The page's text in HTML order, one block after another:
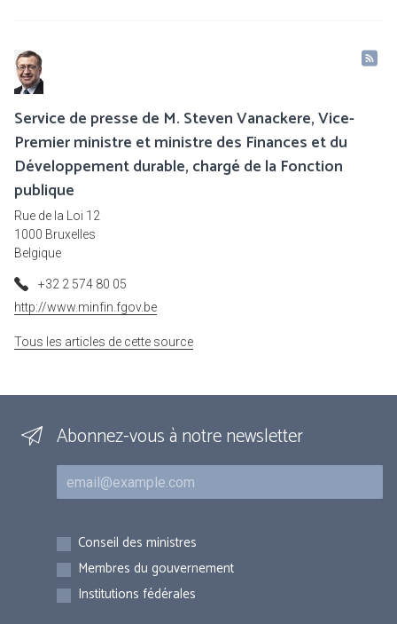
Service de presse de M. Steven Vanackere, Vice-
Premier ministre et ministre des Finances et du
Développement durable, chargé de la Fonction
publique
Rue de la Loi 12
1000 Bruxelles
Belgique
+32 2 574 80 05
http://www.minfin.fgov.be
Tous les articles de cette source
Abonnez-vous à notre newsletter
Courriel
Inscriptions
Conseil des ministres
Membres du gouvernement
Institutions fédérales